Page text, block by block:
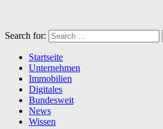
Search for:
Startseite
Unternehmen
Immobilien
Digitales
Bundesweit
News
Wissen